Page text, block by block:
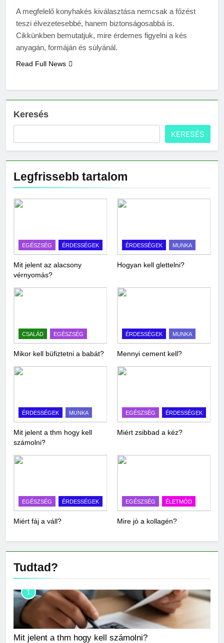
A megfelelő konyhakés kiválasztása nemcsak a főzést
teszi élvezetesebbé, hanem biztonságosabbá is.
Cikkünkben bemutatjuk, mire érdemes figyelni a kés
anyagán, formáján és súlyánál.
Read Full News
Keresés
KERESÉS
Legfrissebb tartalom
EGÉSZSÉG ÉRDESSÉGEK
Mit jelent az alacsony
vérnyomás?
ÉRDESSÉGEK MUNKA
Hogyan kell glettelni?
CSALÁD EGÉSZSÉG
Mikor kell büfiztetni a babát?
ÉRDESSÉGEK MUNKA
Mennyi cement kell?
ÉRDESSÉGEK MUNKA
Mit jelent a thm hogy kell
számolni?
EGÉSZSÉG ÉRDESSÉGEK
Miért zsibbad a kéz?
EGÉSZSÉG ÉRDESSÉGEK
Miért fáj a váll?
EGÉSZSÉG ÉLETMÓD
Mire jó a kollagén?
Tudtad?
1
Mit jelent a thm hogy kell számolni?